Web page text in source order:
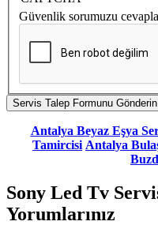
Güvenlik sorumuzu
Antalya Beyaz Eşya
Tamircisi Antalya
Sony Led Tv
Yorumlarınız